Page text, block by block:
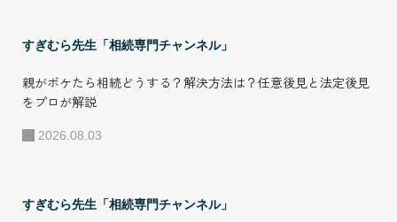
自社だけでなく全
する相続コンサル
相続相談に対応し
すぎむら先生「相続専門チャンネル」
親がボケたら相続どうする？解決方法は？任意後見と法定後見
をプロが解説
2026.08.03
すぎむら先生「相続専門チャンネル」